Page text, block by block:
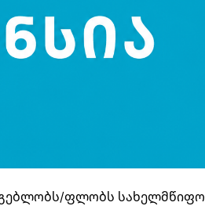
ფლობს სახელმწიფო